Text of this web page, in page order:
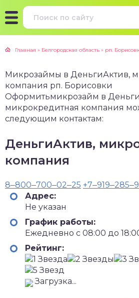
Главная » Белгородская область » рп.
Микрозаймы в ДеньгиАктив,
компания рп. Борисовки
Оформитьмикрозайм в
микрокредитная компания
следующим контактам:
ДеньгиАктив,
компания
8‒800‒700‒02‒25
Адрес:
Не указан
График работы:
Ежедневно с 08:00 до
Рейтинг:
Загрузка...